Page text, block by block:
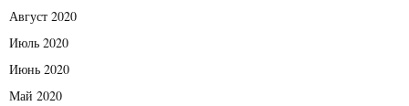
Август 2020
Июль 2020
Июнь 2020
Май 2020